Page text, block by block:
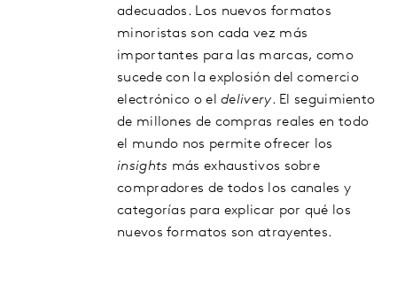
adecuados. Los nuevos formatos
minoristas son cada vez más
importantes para las marcas, como
sucede con la explosión del comercio
electrónico o eldelivery. El seguimiento
de millones de compras reales en todo
el mundo nos permite ofrecer los
insights más exhaustivos sobre
compradores de todos los canales y
categorías para explicar por qué los
nuevos formatos son atrayentes.